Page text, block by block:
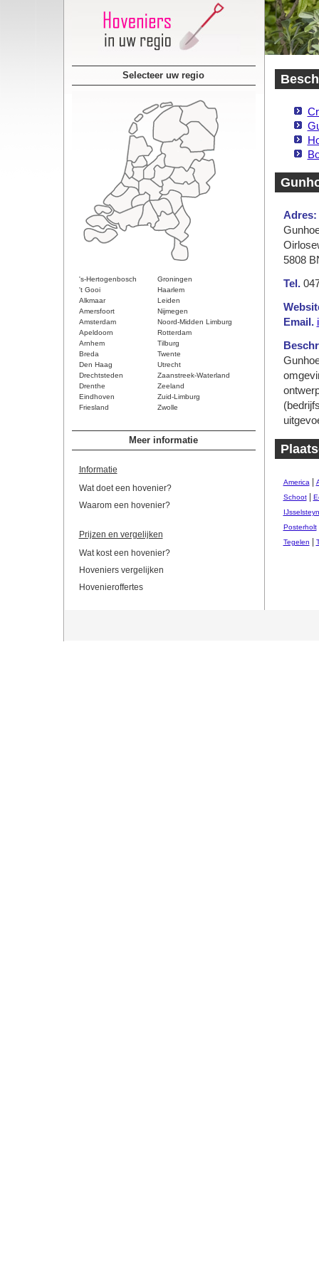
Selecteer uw regio
's-Hertogenbosch
Groningen
't Gooi
Haarlem
Alkmaar
Leiden
Amersfoort
Nijmegen
Amsterdam
Noord-Midden Limburg
Apeldoorn
Rotterdam
Arnhem
Tilburg
Breda
Twente
Den Haag
Utrecht
Drechtsteden
Zaanstreek-Waterland
Drenthe
Zeeland
Eindhoven
Zuid-Limburg
Friesland
Zwolle
Meer informatie
Informatie
Wat doet een hovenier?
Waarom een hovenier?
Prijzen en vergelijken
Wat kost een hovenier?
Hoveniers vergelijken
Hovenieroffertes
Adres:
5808
Tel.
Email.
America|
Schoot|
Posterholt
Tegelen